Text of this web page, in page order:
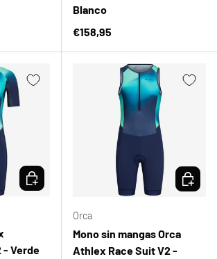
Blanco
Precio normal
€158,95
- Verde
ELEGIR OPCIONES
Orca
Mono sin mangas Orca
Athlex Race Suit V2 -
ELEGIR